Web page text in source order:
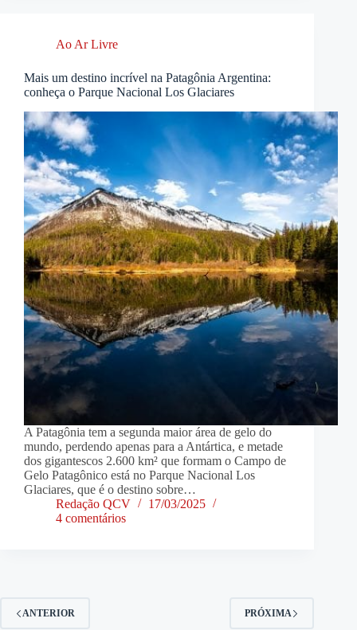
Ao Ar Livre
Mais um destino incrível na Patagônia Argentina:
conheça o Parque Nacional Los Glaciares
A Patagônia tem a segunda maior área de gelo do
mundo, perdendo apenas para a Antártica, e metade
dos gigantescos 2.600 km² que formam o Campo de
Gelo Patagônico está no Parque Nacional Los
Glaciares, que é o destino sobre…
Redação QCV
17/03/2025
4 comentários
ANTERIOR PRÓXIMA